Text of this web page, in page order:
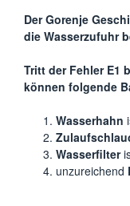
Der Gorenje
die Wasserzufuhr
Tritt der Fehler E1
können folgende
Wasserhahn
Wasserfilter
unzureichend